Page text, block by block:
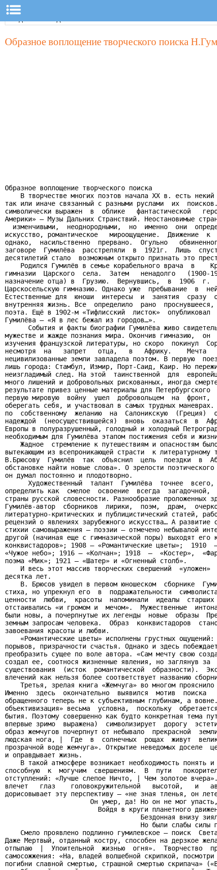
Образное воплощение творческого поиска
Образное воплощение творческого поиска
В творчестве многих поэтов начала ХХ в. есть
так или иначе связанный с разными руслами  их
символически выражен  в  облике   фантастической
Америки» – Музы Дальних Странствий. Неостановимые
изменчивыми,  неоднородными,  но  именно  они
искусство, романтическое   мироощущение.  Движение
однако,  насильственно  прервано.  Огульно
заговоре  Гумилёва  расстреляли  в  1921г.  Лишь
десятилетий стало  возможным открыто признать это
Родился Гумилёв в семье корабельного врача  в
гимназии  Царского  села.  Затем   ненадолго   (1900-
назначение отца) в  Грузию.  Вернувшись,  в  1906  г.
Царскосельскую гимназию. Однако уже  пребывание  в
Естественные для  юноши  интересы  и  занятия  сразу
внутренняя жизнь. Все  определило  рано
поэта. Ещё в 1902-м «Тифлисский  листок»  опубликовал
Гумилёва – «Я в лес бежал из городов…».
События и факты биографии Гумилёва живо
мужестве и жажде познания мира. Окончив гимназию,
изучения французской литературы, но скоро  покинул
несмотря  на   запрет   отца,   в   Африку.    Мечта
нецивилизованные земли завладела поэтом. В первую
лишь города: Стамбул, Измир, Порт-Саид, Каир. Но
неизгладимый след. На этой  таинственной  для
много лишений и добровольных рискованных, иногда
результате привез ценные материалы для
первую мировую  войну  ушел  добровольцем  на
оберегать себя, и участвовал в самых трудных
по  собственному  желанию  на  Салоникскую  (Греция)
надеждой  (неосуществившейся)  вновь  оказаться  в
Европы в полуразрушенный, голодный и холодный
необходимым для Гумилёва этапом постижения себя и
Жадное  стремление к путешествиям и опасностям
вытекающим из всепроникающей страсти  к
В.Брюсову  Гумилёв  так  объяснил  цель  поездки  в
обстановке найти новые слова». О зрелости
он думал постоянно и плодотворно.
Художественный  талант  Гумилёва  точнее
определить как  смелое  освоение  всегда  загадочной,
страны русской словесности. Разнообразие проложенных
Гумилёв-автор  сборников  лирики,  поэм,  драм,
литературно-критических и публицистический статей,
рецензий о явлениях зарубежного искусства… А развитие
стихии самовыражения – поэзии – отмечено небывалой
другой (начиная еще с гимназической поры) выходят
конквистадоров»; 1908 – «Романтические цветы»;
«Чужое небо»; 1916 – «Колчан»; 1918  –  «Костер»,
поэма «Мик»; 1921 – «Шатер» и «Огненный столб».
И весь этот массив творческих свершений  «уложен»
десятка лет.
В. Брюсов увидел в первом юношеском  сборнике
стиха, но упрекнул его  в  подражательности
ценности  любви,  красоты  напоминали  идеалы
отстаивались «и громом и  мечом».  Мужественные
были новы, а почерпнутые их легенды  новые  образы
земным запросам человека.  Образ  конквистадоров
завоевания красоты и любви.
«Романтические цветы» исполнены грустных
порывов, призрачности счастья. Однако и здесь
преобразить сущее по воле автора. «Сам мечту свою
создал ее, соотнося жизненные явления, но заглянув за
существования  (исток  романтической  образности).
влечений как нельзя более соответствует названию
Третья, зрелая книга «Жемчуга» во многом
Именно  здесь  окончательно  выявился  мотив
обращенного теперь не к субъективным глубинам, а
объективизация» весьма  условна,  поскольку
бытия. Поэтому совершенно как будто конкретная тема
впервые зримо  выражена)  символизирует  дорогу
образ жемчугов почерпнут от небывало  прекрасной
людская нога, |  Где  в  солнечных  рощах  живут
прозрачной воде жемчуга». Открытие неведомых доселе
и оправдывает жизнь.
В такой атмосфере возникает необходимость понять
способную  к  могучим  свершениям.  В  пути
отступлений: «Лучше слепое Ничто, | Чем золотое
влечет   глаз    головокружительной   высотой,   и
дорисовывает эту перспективу – «не зная тленья, он
Он умер, да! Но он не мог
Войдя в круги планетного
Бездонная внизу
Но были слабы силы
Смело проявлено подлинно гумилевское – поиск
Даже Мертвый, отданный костру, способен на дерзкое
отпылаю  |  Упоительной  жизнью  огня».  Творчество
самосожжения: «На, владей волшебной скрипкой,
погибни славной смертью, страшной смертью скрипача»